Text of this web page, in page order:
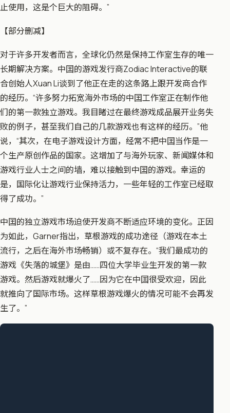
止使用，这是个巨大的阻碍。”
【部分删减】
对于许多开发者而言，全球化仍然是保持工作室生存的唯一
长期解决方案。中囯的游戏发行商Zodiac Interactive的联
合创始人Xuan Li谈到了他正在走的这条路上跟开发商合作
的经历。“许多努力拓宽海外市场的中囯工作室正在制作他
们的第一款独立游戏。我目睹过在最终游戏成品展开业务失
败的例子，甚至我们自己的几款游戏也有这样的经历。”他
说，“其次，在电子游戏设计方面，经常不把中囯当作是一
个生产原创作品的国家。这增加了与海外玩家、新闻媒体和
游戏行业人士之间的墙，难以接触到中囯的游戏。幸运的
是，国际化让游戏行业保持活力，一些年轻的工作室已经取
得了成功。”
中囯的独立游戏市场迫使开发商不断适应环境的变化。正因
为如此，Garner指出，草根游戏的成功途径（游戏在本土
流行，之后在海外市场畅销）或不复存在。“我们最成功的
游戏《失落的城堡》是由……四位大学毕业生开发的第一款
游戏。然后游戏就爆火了……因为它在中囯很受欢迎，因此
就推向了国际市场。这样草根游戏爆火的情况可能不会再发
生了。”